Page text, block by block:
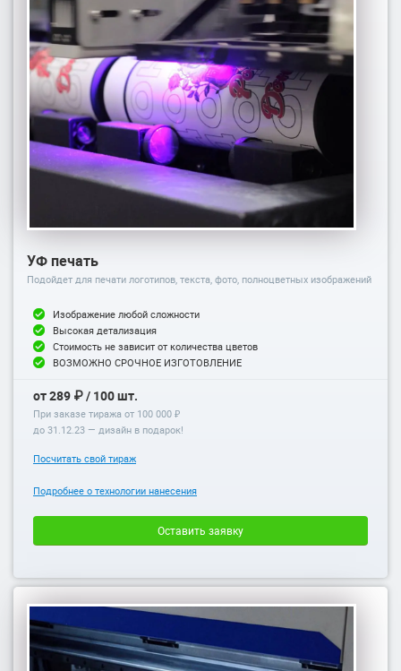
УФ печать
Подойдет для печати логотипов, текста, фото, полноцветных изображений
Изображение любой сложности
Высокая детализация
Стоимость не зависит от количества цветов
ВОЗМОЖНО СРОЧНОЕ ИЗГОТОВЛЕНИЕ
от 289 ₽ / 100 шт.
При заказе тиража от 100 000 ₽
до 31.12.23 — дизайн в подарок!
Посчитать свой тираж
Подробнее о технологии нанесения
Оставить заявку